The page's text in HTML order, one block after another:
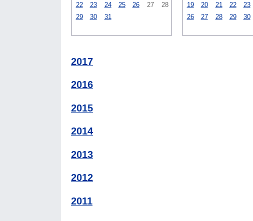
22
23 24 25 26 27
28
29
30 31
19
20 21 22 23
26
27 28 29 30
2017
2016
2015
2014
2013
2012
2011